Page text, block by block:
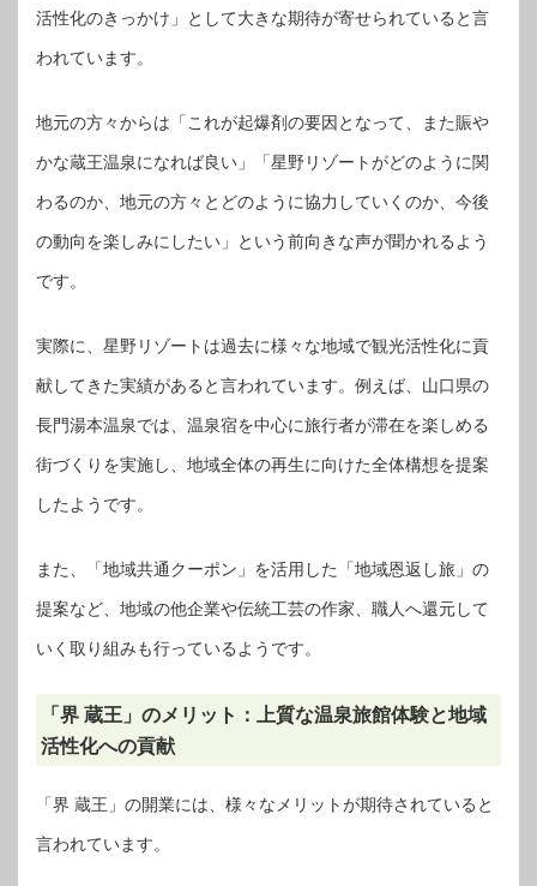
活性化のきっかけ」として大きな期待が寄せられていると言
われています。
地元の方々からは「これが起爆剤の要因となって、また賑や
かな蔵王温泉になれば良い」「星野リゾートがどのように関
わるのか、地元の方々とどのように協力していくのか、今後
の動向を楽しみにしたい」という前向きな声が聞かれるよう
です。
実際に、星野リゾートは過去に様々な地域で観光活性化に貢
献してきた実績があると言われています。例えば、山口県の
長門湯本温泉では、温泉宿を中心に旅行者が滞在を楽しめる
街づくりを実施し、地域全体の再生に向けた全体構想を提案
したようです。
また、「地域共通クーポン」を活用した「地域恩返し旅」の
提案など、地域の他企業や伝統工芸の作家、職人へ還元して
いく取り組みも行っているようです。
「界 蔵王」のメリット：上質な温泉旅館体験と地域
活性化への貢献
「界 蔵王」の開業には、様々なメリットが期待されていると
言われています。